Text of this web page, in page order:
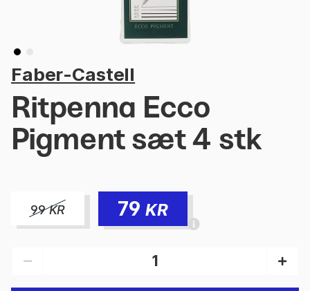
Faber-Castell
Ritpenna Ecco
Pigment sæt 4 stk
99KR 79 KR